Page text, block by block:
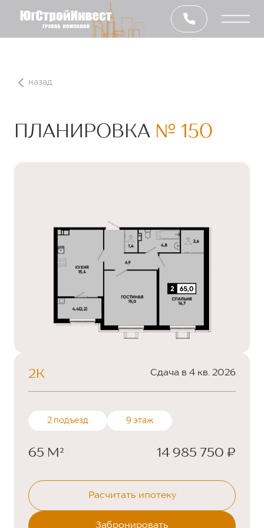
назад
ПЛАНИРОВКА № 150
2К Сдача в 4 кв. 2026
2 подъезд 9 этаж
65 М² 14 985 750 ₽
Расчитать ипотеку
Забронировать